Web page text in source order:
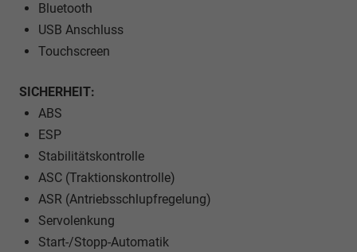
Bluetooth
USB Anschluss
Touchscreen
SICHERHEIT:
ABS
ESP
Stabilitätskontrolle
ASC (Traktionskontrolle)
ASR (Antriebsschlupfregelung)
Servolenkung
Start-/Stopp-Automatik